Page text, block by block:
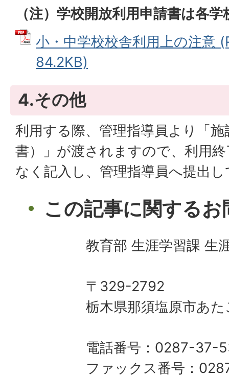
（注）学校開放利用申請書は各
小・中学校校舎利用上の注意
84.2KB)
4.その他
利用する際、管理指導員より「
書）」が渡されますので、利用
なく記入し、管理指導員へ提出
この記事に関する
教育部 生涯学習課 生
〒329-2792
栃木県那須塩原市あ
電話番号：0287-37-
ファックス番号：